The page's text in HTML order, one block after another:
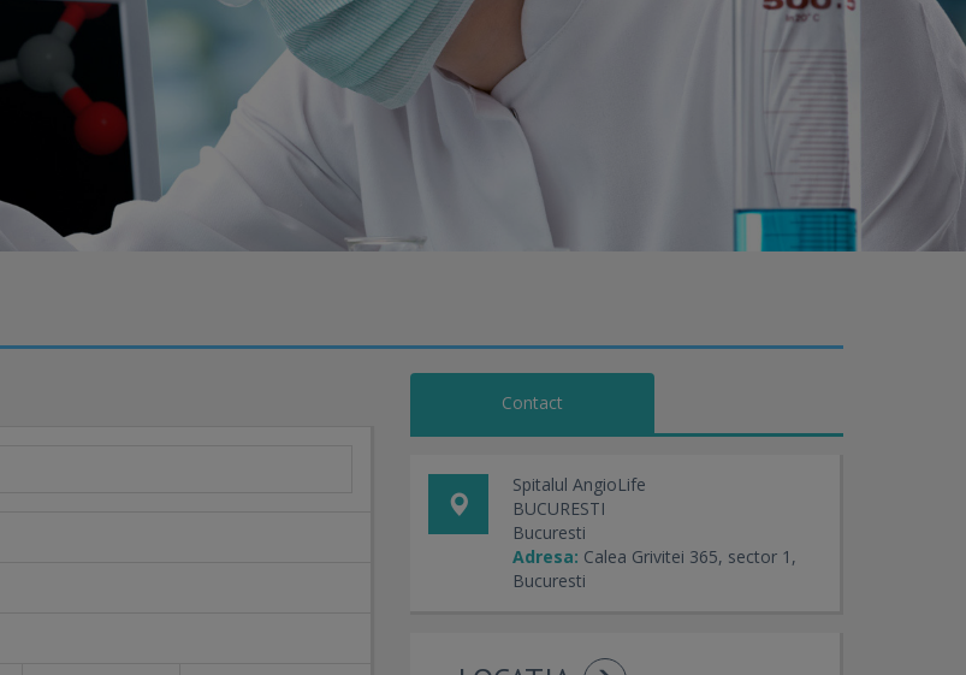
Contact
Spitalul AngioLife
BUCURESTI
Bucuresti
Adresa: Calea Grivitei 365, sector 1,
Bucuresti